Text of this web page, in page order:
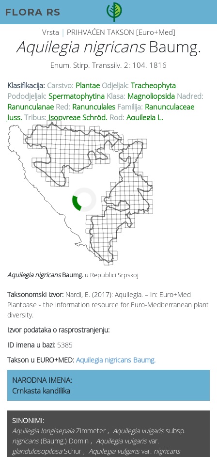
FLORA RS
Vrsta | PRIHVAĆEN TAKSON [Euro+Med]
Aquilegia nigricansBaumg.
Enum. Stirp. Transsilv. 2: 104. 1816
Klasifikacija: Carstvo: Plantae Odjeljak: Tracheophyta
Pododjeljak: Spermatophytina Klasa: Magnoliopsida Nadred:
Ranunculanae Red: Ranunculales Familija: Ranunculaceae
Juss. Tribus: Isopyreae Schröd. Rod: Aquilegia L.
Taksonomski izvor: Nardi, E. (2017): Aquilegia. – In: Euro+Med
Plantbase - the information resource for Euro-Mediterranean plant
diversity.
Izvor podataka o rasprostranjenju:
ID imena u bazi: 5385
Takson u EURO+MED: Aquilegia nigricans Baumg.
Aquilegia nigricansBaumg. u Republici Srpskoj
NARODNA IMENA:
Crnkasta kandilika
SINONIMI:
Aquilegia longisepalaZimmeter , Aquilegia vulgaris subsp.
nigricans (Baumg.) Domin , Aquilegia vulgaris var.
glandulosopilosaSchur , Aquilegia vulgaris var. nigricans